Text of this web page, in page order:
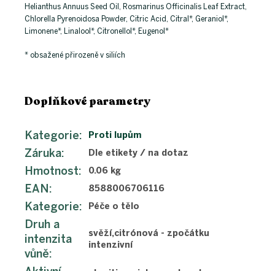
Helianthus Annuus Seed Oil, Rosmarinus Officinalis Leaf Extract,
Chlorella Pyrenoidosa Powder, Citric Acid, Citral*, Geraniol*,
Limonene*, Linalool*, Citronellol*, Eugenol*
* obsažené přirozeně v siliích
Doplňkové parametry
Kategorie: Proti lupům
Záruka: Dle etikety / na dotaz
Hmotnost: 0.06 kg
EAN: 8588006706116
Kategorie: Péče o tělo
Druh a
intenzita
vůně:
svěží,citrónová - zpočátku
intenzivní